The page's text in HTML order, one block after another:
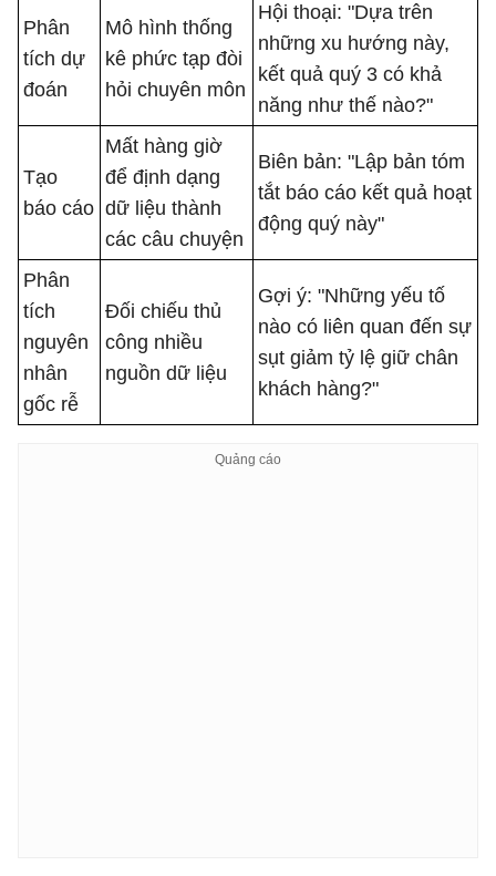
Phân
tích dự
đoán
Mô hình thống
kê phức tạp đòi
hỏi chuyên môn
Hội thoại: "Dựa trên
những xu hướng này,
kết quả quý 3 có khả
năng như thế nào?"
Tạo
báo cáo
Mất hàng giờ
để định dạng
dữ liệu thành
các câu chuyện
Biên bản: "Lập bản tóm
tắt báo cáo kết quả hoạt
động quý này"
Phân
tích
nguyên
nhân
gốc rễ
Đối chiếu thủ
công nhiều
nguồn dữ liệu
Gợi ý: "Những yếu tố
nào có liên quan đến sự
sụt giảm tỷ lệ giữ chân
khách hàng?"